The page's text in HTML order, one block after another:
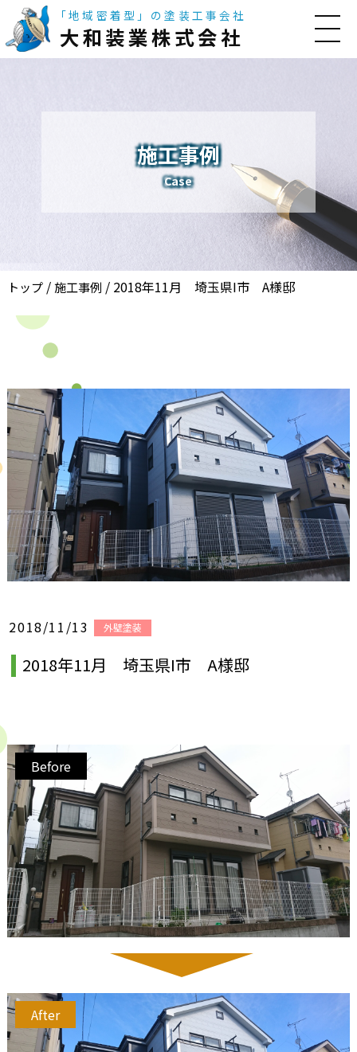
「地域密着型」の塗装工事会社
大和装業株式会社
施工事例
Case
トップ/施工事例 / 2018年11月 埼玉県I市 A様邸
2018/11/13 外壁塗装
2018年11月 埼玉県I市 A様邸
Before
After